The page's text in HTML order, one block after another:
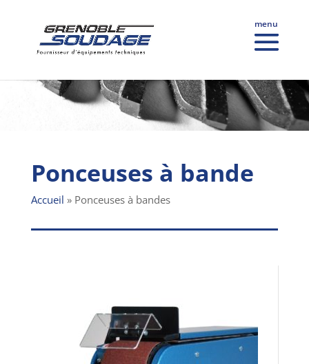
Ponceuses à bande
Accueil » Ponceuses à bandes